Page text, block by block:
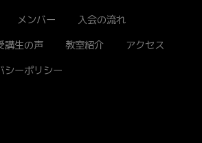
メンバー
入会の流れ
講生の声 教室紹介
アクセス
シーポリシー